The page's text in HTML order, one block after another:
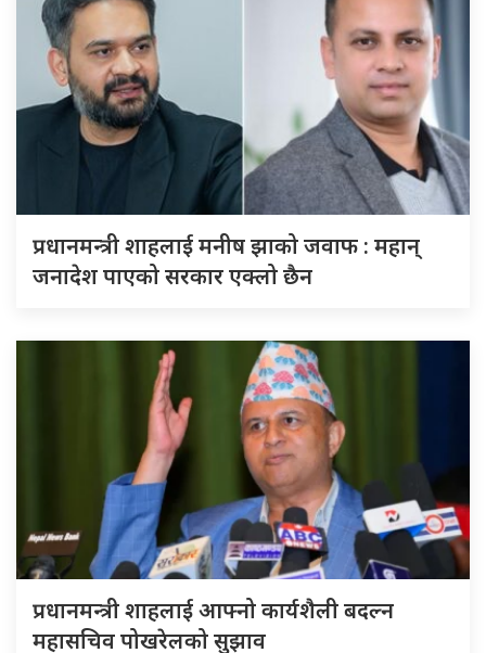
प्रधानमन्त्री शाहलाई मनीष झाको जवाफ : महान्
जनादेश पाएको सरकार एक्लो छैन
प्रधानमन्त्री शाहलाई आफ्नो कार्यशैली बदल्न
महासचिव पोखरेलको सुझाव